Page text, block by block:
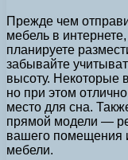
Прежде чем
мебель в
планируете
забывайте
высоту. Некоторые
но при этом
место для сна.
прямой модели —
вашего помещения
мебели.